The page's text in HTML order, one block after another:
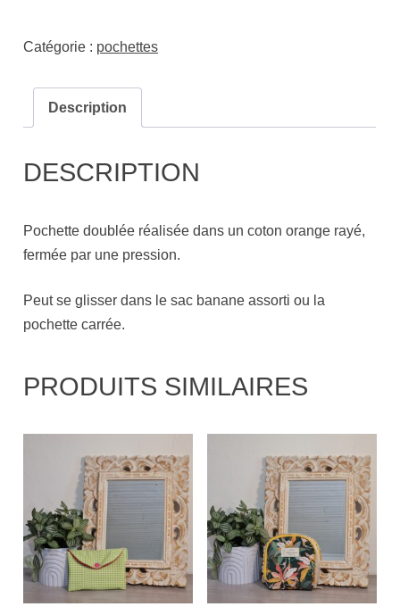
Catégorie : pochettes
Description
DESCRIPTION
Pochette doublée réalisée dans un coton orange rayé,
fermée par une pression.
Peut se glisser dans le sac banane assorti ou la
pochette carrée.
PRODUITS SIMILAIRES